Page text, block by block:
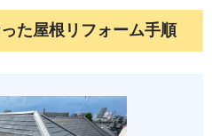
た屋根リフォーム手順